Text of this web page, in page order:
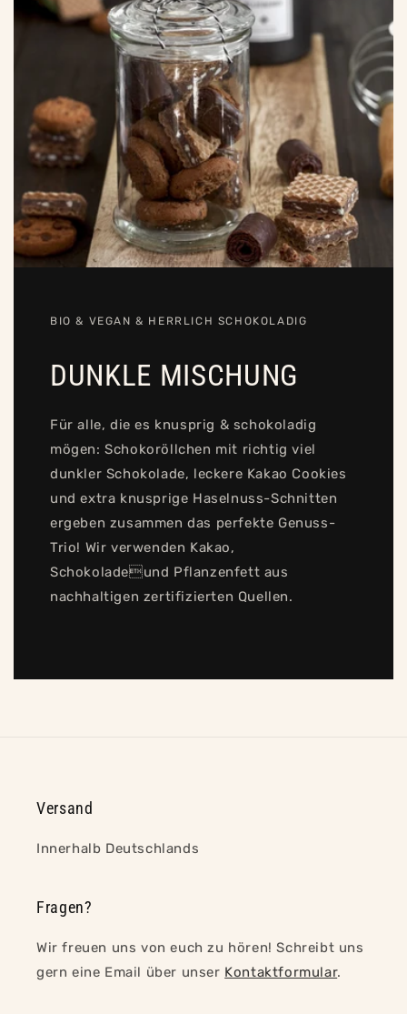
BIO & VEGAN & HERRLICH SCHOKOLADIG
DUNKLE MISCHUNG
Für alle, die es knusprig & schokoladig
mögen: Schokoröllchen mit richtig viel
dunkler Schokolade, leckere Kakao Cookies
und extra knusprige Haselnuss-Schnitten
ergeben zusammen das perfekte Genuss-
Trio! Wir verwenden Kakao,
Schokoladeund Pflanzenfett aus
nachhaltigen zertifizierten Quellen.
Versand
Innerhalb Deutschlands
Fragen?
Wir freuen uns von euch zu hören! Schreibt uns
gern eine Email über unser Kontaktformular.